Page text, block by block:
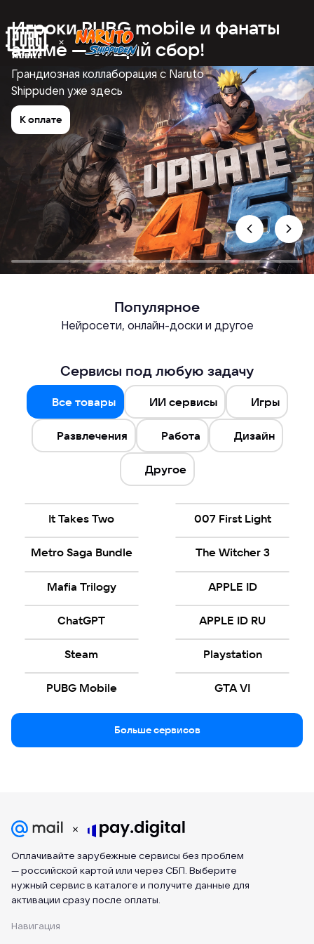
Игроки PUBG mobile и фанаты
аниме — общий сбор!
Грандиозная коллаборация с Naruto
Shippuden уже здесь
К оплате
Популярное
Нейросети, онлайн-доски и другое
Сервисы под любую задачу
Все товары ИИ сервисы Игры
Развлечения Работа Дизайн
Другое
It Takes Two 007 First Light
Metro Saga Bundle The Witcher 3
Mafia Trilogy APPLE ID
ChatGPT APPLE ID RU
Steam Playstation
PUBG Mobile GTA VI
Больше сервисов
Оплачивайте зарубежные сервисы без проблем
— российской картой или через СБП. Выберите
нужный сервис в каталоге и получите данные для
активации сразу после оплаты.
Навигация